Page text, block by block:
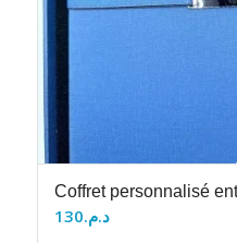
Coffret personnalisé
د.م.130